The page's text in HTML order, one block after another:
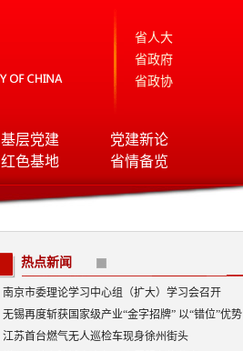
省人大
省政府
省政协
基层党建
党建新论
红色基地 省情备览
热点新闻
南京市委理论学习中心组（扩大）学习会召开
无锡再度斩获国家级产业“金字招牌” 以“错位”优势
入局AI顶层赛道
江苏首台燃气无人巡检车现身徐州街头